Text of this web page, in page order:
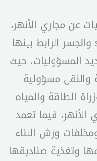
عن مجاري الأنهر،
وبشكلٍ خاص جزيرة socomi والجسر الرابط بينها
المسؤوليات، حيث
والنقل مسؤولية
الطاقة والمياه
فيما تعمد
ومخلفات ورش البناء
وتغذية صناديقها